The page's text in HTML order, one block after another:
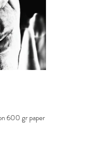
600 gr paper